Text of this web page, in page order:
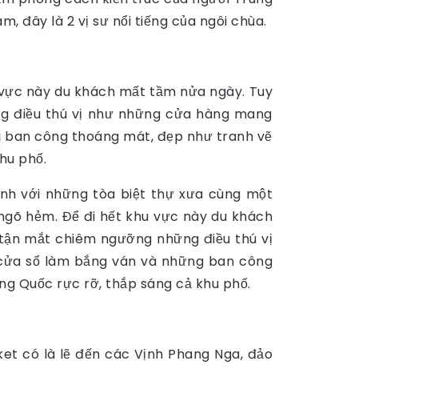
đây là 2 vị sư nổi tiếng của ngôi chùa.
này du khách mất tầm nửa ngày. Tuy
điều thú vị như những cửa hàng mang
ban công thoáng mát, đẹp như tranh vẽ
phố.
với những tòa biệt thự xưa cùng một
hẻm. Để đi hết khu vực này du khách
mắt chiêm ngưỡng những điều thú vị
sổ làm bắng ván và những ban công
Quốc rực rỡ, thắp sáng cả khu phố.
có là lẽ đến các Vịnh Phang Nga, đảo